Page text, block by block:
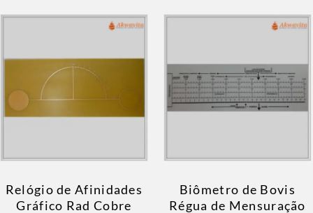
Relógio de Afinidades
Gráfico Rad Cobre
Biômetro de Bovis
Régua de Mensuração